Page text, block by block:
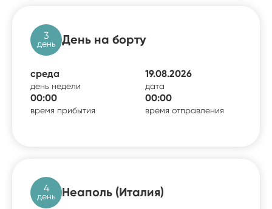
3
день День на борту
среда
день недели
19.08.2026
дата
00:00
время прибытия
00:00
время отправления
4
день Неаполь (Италия)